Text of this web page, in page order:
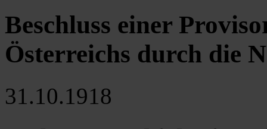
Beschluss einer
Österreichs durch die
31.10.1918